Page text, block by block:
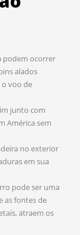
podem ocorrer
alados
voo de
junto com
América sem
no exterior
em sua
pode ser uma
as fontes de
atraem os